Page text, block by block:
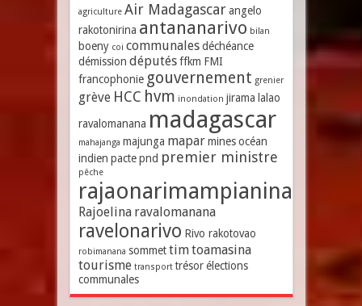
agriculture Air Madagascar angelo
rakotonirina antananarivo bilan
boeny coi communales déchéance
démission députés ffkm FMI
francophonie gouvernement grenier
grève HCC hvm inondation jirama lalao
ravalomanana madagascar
mahajanga majunga mapar mines océan
indien pacte pnd premier ministre
pêche
rajaonarimampianina
Rajoelina ravalomanana
ravelonarivo Rivo rakotovao
robimanana sommet timtoamasina
tourisme transport trésor élections
communales